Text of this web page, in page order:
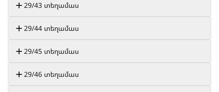
29/43 տեղամաս
29/44 տեղամաս
29/45 տեղամաս
29/46 տեղամաս